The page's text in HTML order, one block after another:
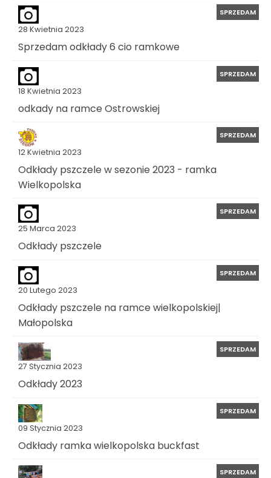
28 Kwietnia 2023
SPRZEDAM
Sprzedam odkłady 6 cio ramkowe
18 Kwietnia 2023
SPRZEDAM
odkady na ramce Ostrowskiej
12 Kwietnia 2023
SPRZEDAM
Odkłady pszczele w sezonie 2023 - ramka
Wielkopolska
25 Marca 2023
SPRZEDAM
Odkłady pszczele
20 Lutego 2023
SPRZEDAM
Odkłady pszczele na ramce wielkopolskiej|
Małopolska
27 Stycznia 2023
SPRZEDAM
Odkłady 2023
09 Stycznia 2023
SPRZEDAM
Odkłady ramka wielkopolska buckfast
SPRZEDAM